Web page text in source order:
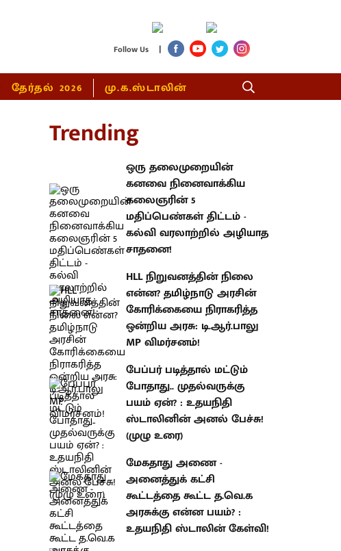
Follow Us |
தேர்தல் 2026 மு.க.ஸ்டாலின்
Trending
ஒரு தலைமுறையின் கனவை
நினைவாக்கிய கலைஞரின் 5
மதிப்பெண்கள் திட்டம் - கல்வி
வரலாற்றில் அழியாத சாதனை!
HLL நிறுவனத்தின் நிலை என்ன?
தமிழ்நாடு அரசின் கோரிக்கையை
நிராகரித்த ஒன்றிய அரசு:
டி.ஆர்.பாலு MP விமர்சனம்!
பேப்பர் படித்தால் மட்டும் போதாது..
முதல்வருக்கு பயம் ஏன்? : உதயநிதி
ஸ்டாலினின் அனல் பேச்சு! (முழு
உரை)
மேகதாது அணை - அனைத்துக்
கட்சி கூட்டத்தை கூட்ட த.வெ.க
அரசுக்கு என்ன பயம்? : உதயநிதி
ஸ்டாலின் கேள்வி!
Latest Stories
ஒரு தலைமுறையின் கனவை
நினைவாக்கிய கலைஞரின் 5